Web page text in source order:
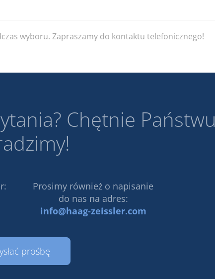
wyboru. Zapraszamy do kontaktu telefonicznego!
Chętnie Państwu
Prosimy również o napisanie
do nas na adres:
info@haag-zeissler.com
prośbę